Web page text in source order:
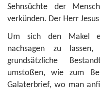
Sehnsüchte der
verkünden. Der Herr
Um sich den Makel
nachsagen zu
grundsätzliche
umstoßen, wie zum
Galaterbrief, wo man